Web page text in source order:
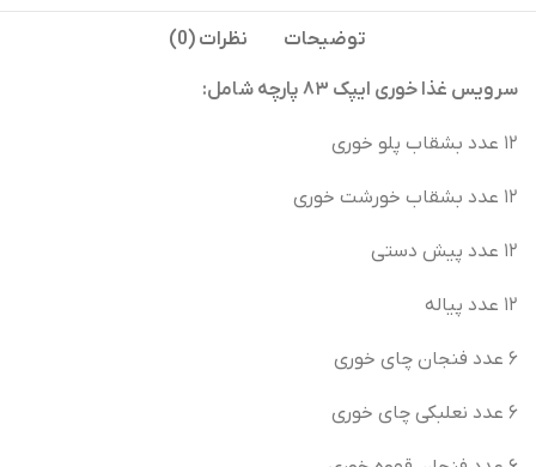
توضیحات نظرات (0)
سرویس غذا خوری ایپک ۸۳ پارچه شامل:
۱۲ عدد بشقاب پلو خوری
۱۲ عدد بشقاب خورشت خوری
۱۲ عدد پیش دستی
۱۲ عدد پیاله
۶ عدد فنجان چای خوری
۶ عدد نعلبکی چای خوری